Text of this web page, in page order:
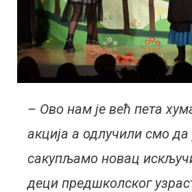
– Ово нам је већ пета
акција а одлучили смо
сакупљамо новац
деци предшколског